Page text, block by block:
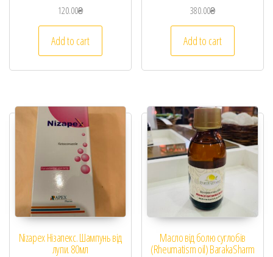
120.00₴
Add to cart
380.00₴
Add to cart
Nizapex Нізапекс. Шампунь від
лупи. 80мл
Масло від болю суглобів
(Rheumatism oil) BarakaSharm